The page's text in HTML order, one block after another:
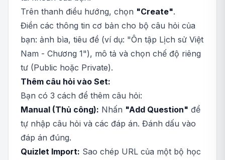
Trên thanh điều hướng, chọn "Create".
Điền các thông tin cơ bản cho bộ câu hỏi của
bạn: ảnh bìa, tiêu đề (ví dụ: "Ôn tập Lịch sử Việt
Nam - Chương 1"), mô tả và chọn chế độ riêng
tư (Public hoặc Private).
Thêm câu hỏi vào Set:
Bạn có 3 cách để thêm câu hỏi:
Manual (Thủ công): Nhấn "Add Question" để
tự nhập câu hỏi và các đáp án. Đánh dấu vào
đáp án đúng.
Quizlet Import: Sao chép URL của một bộ học